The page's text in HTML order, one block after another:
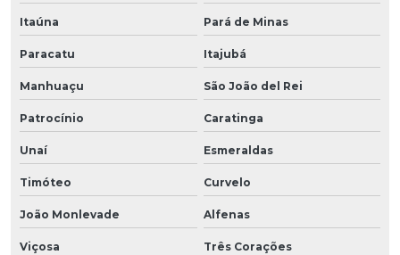
Itaúna Pará de Minas
Paracatu Itajubá
Manhuaçu São João del Rei
Patrocínio Caratinga
Unaí Esmeraldas
Timóteo Curvelo
João Monlevade Alfenas
Viçosa Três Corações